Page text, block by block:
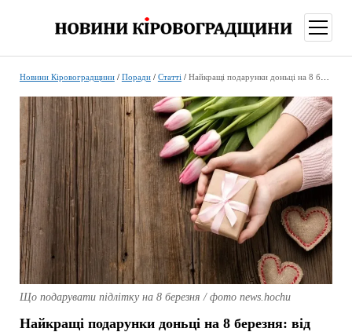
меню
Новини Кіровоградщини/ Поради/ Статті / Найкращі подарунки доньці на 8 березня: від малечі до підлітка
Що подарувати підлітку на 8 березня / фото news.hochu
Найкращі подарунки доньці на 8 березня: від